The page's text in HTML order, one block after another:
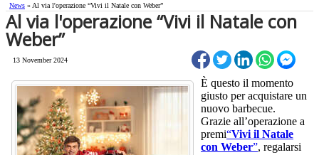
News » Al via l'operazione “Vivi il Natale con Weber”
Al via l'operazione “Vivi il Natale con
Weber”
13 November 2024
È questo il momento
giusto per acquistare un
nuovo barbecue.
Grazie all’operazione a
premi“Vivi il Natale
con Weber”, regalarsi